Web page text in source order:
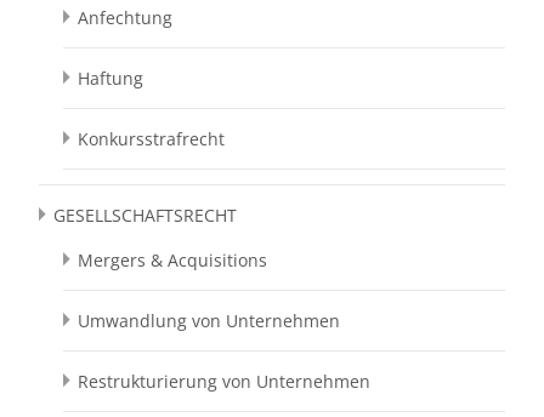
Anfechtung
Haftung
Konkursstrafrecht
GESELLSCHAFTSRECHT
Mergers & Acquisitions
Umwandlung von Unternehmen
Restrukturierung von Unternehmen